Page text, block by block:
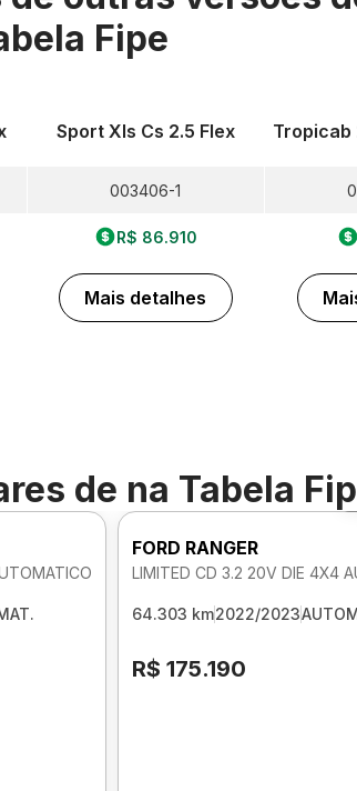
Fipe
Sport Xls Cs 2.5 Flex
003406-1
R$ 86.910
Mais detalhes
Tropicab
de na Tabela
FORD RANGER
LIMITED CD 3.2 20V DIE 4X4
64.303 km2022/2023
R$ 175.190